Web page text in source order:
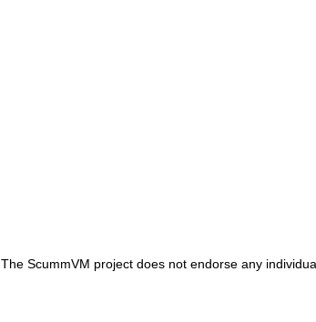
The ScummVM project does not endorse any